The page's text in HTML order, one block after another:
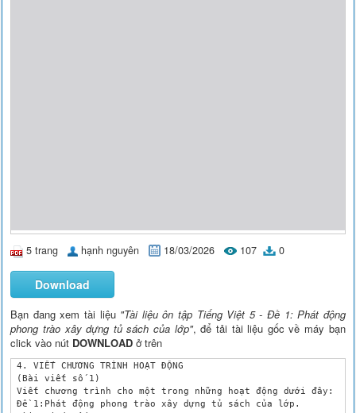
5 trang hạnh nguyên 18/03/2026 107 0
Download
Bạn đang xem tài liệu "Tài liệu ôn tập Tiếng Việt 5 - Đề 1: Phát động
phong trào xây dựng tủ sách của lớp", để tải tài liệu gốc về máy bạn
click vào nút DOWNLOAD ở trên
4. VIẾT CHƯƠNG TRÌNH HOẠT ĐỘNG
(Bài viết số 1)
Viết chương trình cho một trong những hoạt động dưới đây:
Đề 1:Phát động phong trào xây dựng tủ sách của lớp.